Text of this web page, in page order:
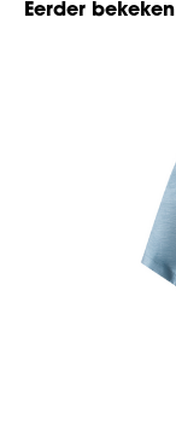
Eerder bekeken